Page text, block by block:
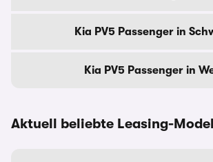
Kia PV5 Passenger in
Kia PV5 Passenger in
Aktuell beliebte Leasing-